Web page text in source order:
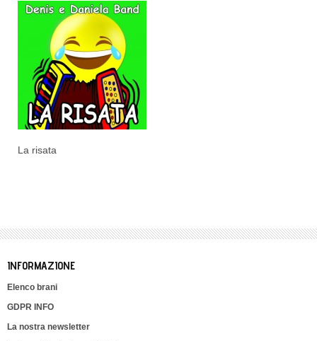
La risata
INFORMAZIONE
Elenco brani
GDPR INFO
La nostra newsletter